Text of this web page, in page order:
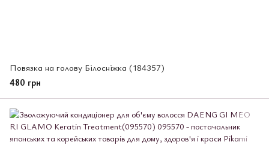
Повязка на голову Білосніжка (184357)
480 грн